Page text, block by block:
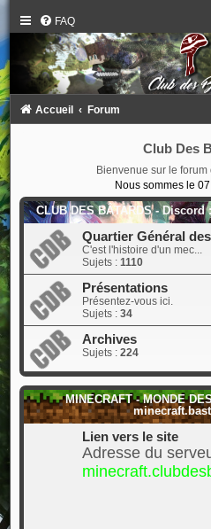
FAQ
Accueil Forum
Club Des
Bienvenue sur le
Nous sommes le
CLUB DES BÂTARDS -
Quartier Général
C'est l'histoire d'un mec...
Sujets : 1110
Présentations
Présentez-vous ici.
Sujets : 34
Archives
Sujets : 224
MINECRAFT - MONDE
Lien vers le site
Adresse du